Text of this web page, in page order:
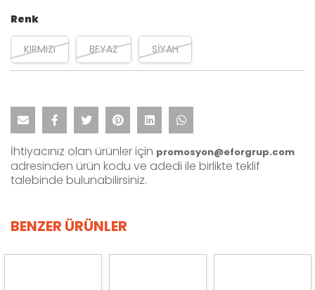
Renk
KIRMIZI BEYAZ SİYAH
İhtiyacınız olan ürünler için promosyon@eforgrup.com
adresinden ürün kodu ve adedi ile birlikte teklif
talebinde bulunabilirsiniz.
BENZER ÜRÜNLER